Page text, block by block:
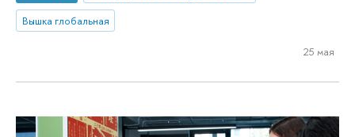
Вышка глобальная
25 мая